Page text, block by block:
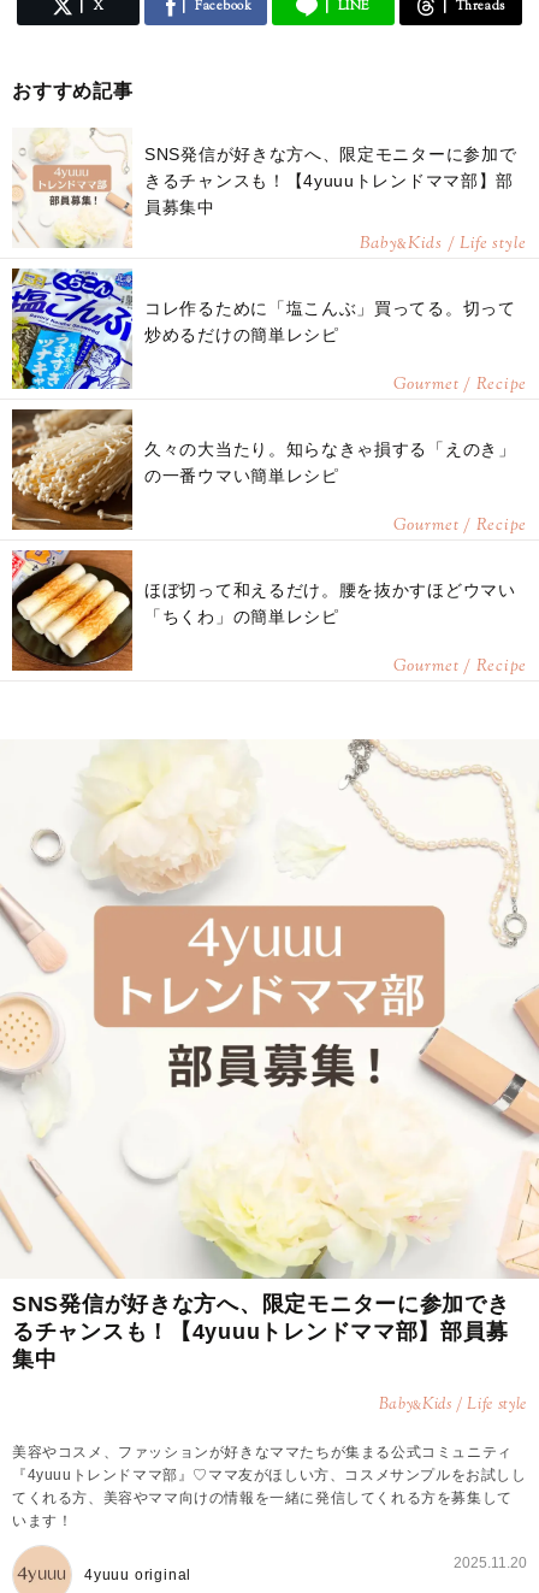
X Facebook LINE Threads
おすすめ記事
SNS発信が好きな方へ、限定モニターに参加で
きるチャンスも！【4yuuuトレンドママ部】部
員募集中
Baby&Kids / Life style
コレ作るために「塩こんぶ」買ってる。切って
炒めるだけの簡単レシピ
Gourmet / Recipe
久々の大当たり。知らなきゃ損する「えのき」
の一番ウマい簡単レシピ
Gourmet / Recipe
ほぼ切って和えるだけ。腰を抜かすほどウマい
「ちくわ」の簡単レシピ
Gourmet / Recipe
SNS発信が好きな方へ、限定モニターに参加でき
るチャンスも！【4yuuuトレンドママ部】部員募
集中
Baby&Kids / Life style
美容やコスメ、ファッションが好きなママたちが集まる公式コミュニティ
『4yuuuトレンドママ部』♡ママ友がほしい方、コスメサンプルをお試しし
てくれる方、美容やママ向けの情報を一緒に発信してくれる方を募集して
います！
4yuuu original
2025.11.20